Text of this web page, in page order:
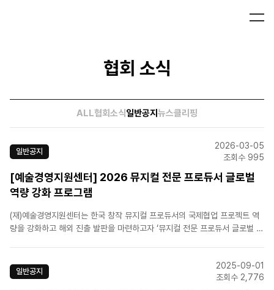
협회 소식
ALL협회소식일반공지 뉴스클리핑
일반공지
2026-03-05
조회수 995
[예술경영지원센터] 2026 뮤지컬 전문 프로듀서 글로벌
역량 강화 프로그램
(재)예술경영지원센터는 한국 창작 뮤지컬 프로듀서의 국제협업 프로젝트 역
량을 강화하고 해외 진출 발판을 마련하고자 ‘뮤지컬 전문 프로듀서 글로벌 역
가기 : [예술경..
일반공지
2025-09-01
조회수 2,776